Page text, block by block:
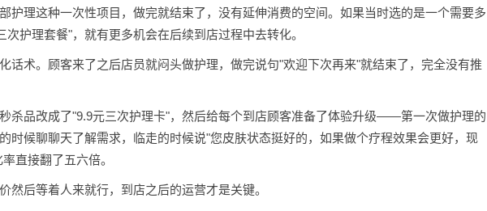
护理这种一次性项目，做完就结束了，没有延伸消费的空间。如果当时选的是一个需要多
次护理套餐"，就有更多机会在后续到店过程中去转化。
话术。顾客来了之后店员就闷头做护理，做完说句"欢迎下次再来"就结束了，完全没有推
杀品改成了"9.9元三次护理卡"，然后给每个到店顾客准备了体验升级——第一次做护理的
时候聊聊天了解需求，临走的时候说"您皮肤状态挺好的，如果做个疗程效果会更好，现
直接翻了五六倍。
然后等着人来就行，到店之后的运营才是关键。